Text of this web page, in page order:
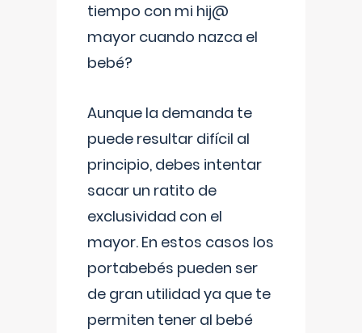
tiempo con mi hij@
mayor cuando nazca el
bebé?
Aunque la demanda te
puede resultar difícil al
principio, debes intentar
sacar un ratito de
exclusividad con el
mayor. En estos casos los
portabebés pueden ser
de gran utilidad ya que te
permiten tener al bebé